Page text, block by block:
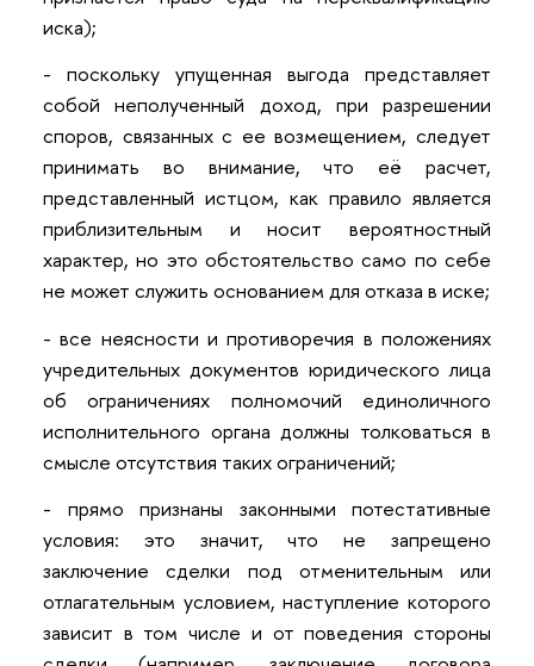
иска);
- поскольку упущенная выгода представляет
собой неполученный доход, при разрешении
споров, связанных с ее возмещением, следует
принимать во внимание, что её расчет,
представленный истцом, как правило является
приблизительным и носит вероятностный
характер, но это обстоятельство само по себе
не может служить основанием для отказа в иске;
- все неясности и противоречия в положениях
учредительных документов юридического лица
об ограничениях полномочий единоличного
исполнительного органа должны толковаться в
смысле отсутствия таких ограничений;
- прямо признаны законными потестативные
условия: это значит, что не запрещено
заключение сделки под отменительным или
отлагательным условием, наступление которого
зависит в том числе и от поведения стороны